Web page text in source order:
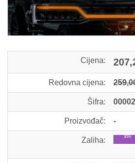
Cijena:
Redovna cijena:
Šifra:
Proizvođač: -
Zaliha: 30%